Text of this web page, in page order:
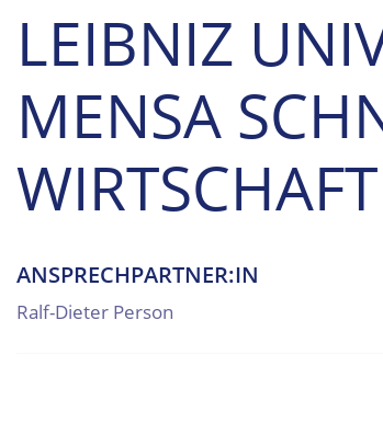
LEIBNIZ
MENSA
ANSPRECHPARTNER:IN
Ralf-Dieter Person